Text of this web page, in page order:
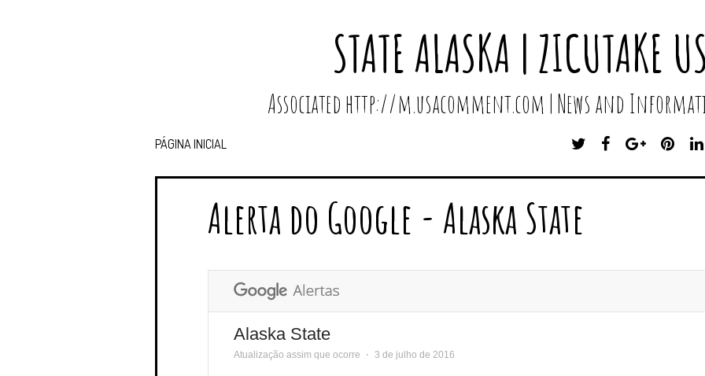
STATE ALASKA | ZICUTAKE
Associated http://m.usacomment.com | News and
PÁGINA INICIAL
T
I
F
C
G
O
U
P
N
T
Alerta do Google - Alaska State
Alaska State
Atualização assim que ocorre ⋅ 3 de julho de 2016